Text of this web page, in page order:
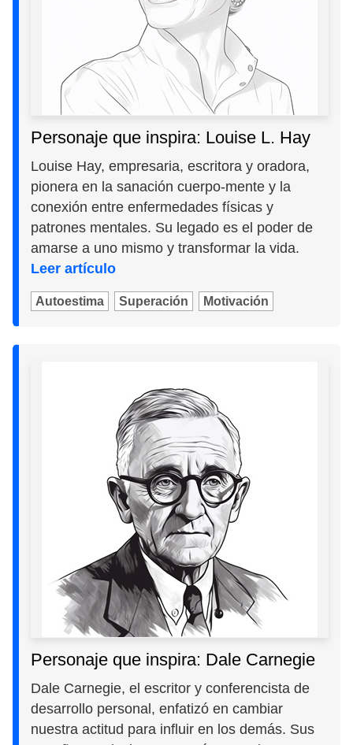
Personaje que inspira: Louise L. Hay
Louise Hay, empresaria, escritora y oradora,
pionera en la sanación cuerpo-mente y la
conexión entre enfermedades físicas y
patrones mentales. Su legado es el poder de
amarse a uno mismo y transformar la vida.
Leer artículo
Autoestima Superación Motivación
Personaje que inspira: Dale Carnegie
Dale Carnegie, el escritor y conferencista de
desarrollo personal, enfatizó en cambiar
nuestra actitud para influir en los demás. Sus